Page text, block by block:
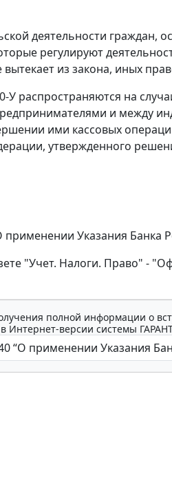
деятельности граждан,
регулируют
из закона, иных
У распространяются на
и между
ими кассовых
утвержденного
Указания Банка
"Учет. Налоги. Право" -
полной информации о
Интернет-версии системы